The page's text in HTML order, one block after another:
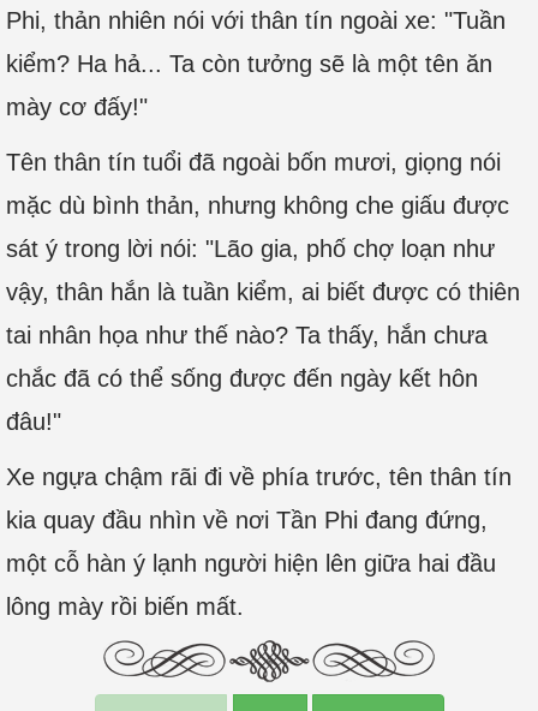
Phi, thản nhiên nói với thân tín ngoài xe: "Tuần
kiểm? Ha hả... Ta còn tưởng sẽ là một tên ăn
mày cơ đấy!"
Tên thân tín tuổi đã ngoài bốn mươi, giọng nói
mặc dù bình thản, nhưng không che giấu được
sát ý trong lời nói: "Lão gia, phố chợ loạn như
vậy, thân hắn là tuần kiểm, ai biết được có thiên
tai nhân họa như thế nào? Ta thấy, hắn chưa
chắc đã có thể sống được đến ngày kết hôn
đâu!"
Xe ngựa chậm rãi đi về phía trước, tên thân tín
kia quay đầu nhìn về nơi Tần Phi đang đứng,
một cỗ hàn ý lạnh người hiện lên giữa hai đầu
lông mày rồi biến mất.